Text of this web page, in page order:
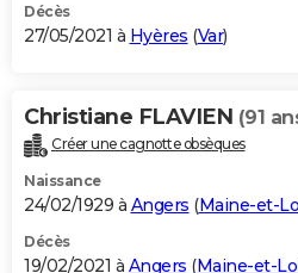
Décès
27/05/2021 à Hyères (Var)
Christiane FLAVIEN (91
Créer une cagnotte obsèques
Naissance
24/02/1929 à Angers (Maine-et-
Décès
19/02/2021 à Angers (Maine-et-